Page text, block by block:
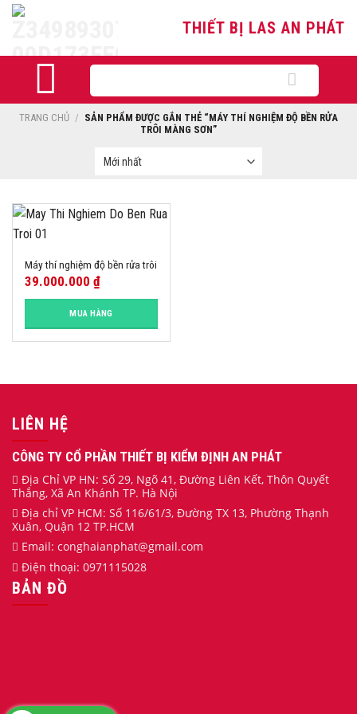
Skip
THIẾT BỊ LAS AN PHÁT
kiếm:
TRANG CHỦ / SẢN PHẨM ĐƯỢC GẮN THẺ “MÁY THÍ NGHIỆM ĐỘ BỀN RỬA
TRÔI MÀNG SƠN”
Máy thí nghiệm độ bền rửa trôi
39.000.000 ₫
MUA HÀNG
LIÊN HỆ
CÔNG TY CỔ PHẦN THIẾT BỊ KIỂM ĐỊNH AN PHÁT
Địa Chỉ VP HN: Số 29, Ngõ 41, Đường Liên Kết, Thôn Quyết
Thắng, Xã An Khánh TP. Hà Nội
Địa chỉ VP HCM: Số 116/61/3, Đường TX 13, Phường Thạnh
Xuân, Quận 12 TP.HCM
Email: conghaianphat@gmail.com
Điện thoại: 0971115028
BẢN ĐỒ